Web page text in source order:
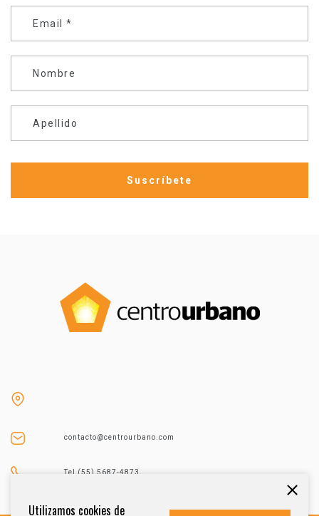
Email *
Nombre
Apellido
contacto@centrourbano.com
Tel (55) 5687-4873
Utilizamos cookies de